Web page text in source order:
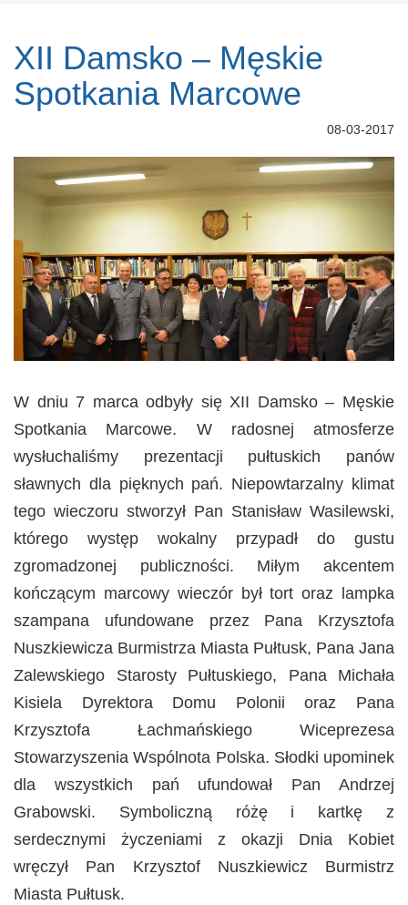
XII Damsko – Męskie
Spotkania Marcowe
08-03-2017
W dniu 7 marca odbyły się XII Damsko – Męskie
Spotkania Marcowe. W radosnej atmosferze
wysłuchaliśmy prezentacji pułtuskich panów
sławnych dla pięknych pań. Niepowtarzalny klimat
tego wieczoru stworzył Pan Stanisław Wasilewski,
którego występ wokalny przypadł do gustu
zgromadzonej publiczności. Miłym akcentem
kończącym marcowy wieczór był tort oraz lampka
szampana ufundowane przez Pana Krzysztofa
Nuszkiewicza Burmistrza Miasta Pułtusk, Pana Jana
Zalewskiego Starosty Pułtuskiego, Pana Michała
Kisiela Dyrektora Domu Polonii oraz Pana
Krzysztofa Łachmańskiego Wiceprezesa
Stowarzyszenia Wspólnota Polska. Słodki upominek
dla wszystkich pań ufundował Pan Andrzej
Grabowski. Symboliczną różę i kartkę z
serdecznymi życzeniami z okazji Dnia Kobiet
wręczył Pan Krzysztof Nuszkiewicz Burmistrz
Miasta Pułtusk.